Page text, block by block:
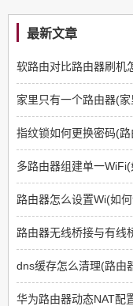
最新文章
软路由对比路由器刷机
家里只有一个路由器(
指纹锁如何更换密码(
多路由器组建单一
路由器怎么设置Wi(如
路由器无线桥接与有线
dns缓存怎么清理(路由
华为路由器动态NAT配